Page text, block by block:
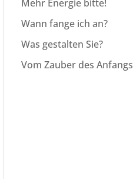
Mehr Energie bitte!
Wann fange ich an?
Was gestalten Sie?
Vom Zauber des Anfangs